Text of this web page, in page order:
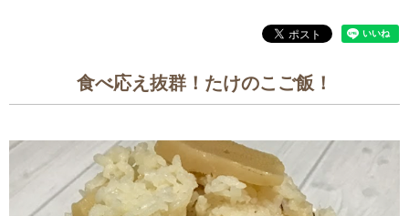
食べ応え抜群！たけのこご飯！